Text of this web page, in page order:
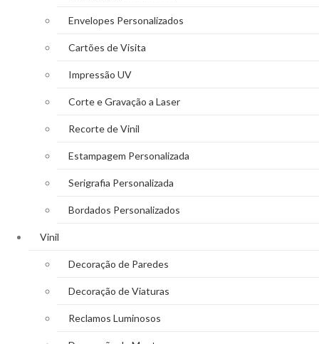
Envelopes Personalizados
Cartões de Visita
Impressão UV
Corte e Gravação a Laser
Recorte de Vinil
Estampagem Personalizada
Serigrafia Personalizada
Bordados Personalizados
Vinil
Decoração de Paredes
Decoração de Viaturas
Reclamos Luminosos